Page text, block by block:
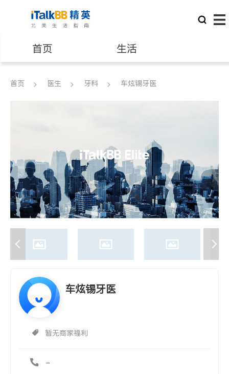
首页 生活
医生 律师
养老 非盈利组织
首页 医生 牙科 车炫锡牙医
车炫锡牙医
暂无商家福利
-